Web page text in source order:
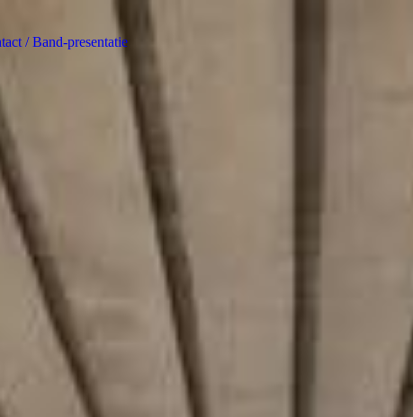
/ Band-presentatie